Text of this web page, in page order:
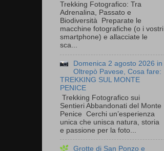
Trekking Fotografico: Tra
Adrenalina, Passato e
Biodiversità Preparate le
macchine fotografiche (o i vostri
smartphone) e allacciate le
sca...
Domenica 2 agosto 2026 in
Oltrepò Pavese, Cosa fare:
TREKKING SUL MONTE
PENICE
Trekking Fotografico sui
Sentieri Abbandonati del Monte
Penice Cerchi un’esperienza
unica che unisca natura, storia
e passione per la foto...
Grotte di San Ponzo e